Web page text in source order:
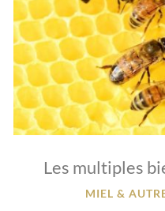
Les multiples
MIEL &